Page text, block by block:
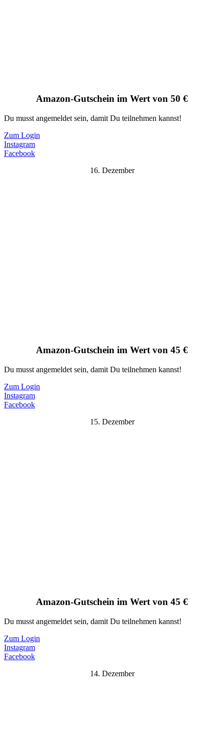
Amazon-Gutschein im Wert von 50 €
Du musst angemeldet sein, damit Du teilnehmen kannst!
Zum Login
Instagram
Facebook
16. Dezember
Amazon-Gutschein im Wert von 45 €
Du musst angemeldet sein, damit Du teilnehmen kannst!
Zum Login
Instagram
Facebook
15. Dezember
Amazon-Gutschein im Wert von 45 €
Du musst angemeldet sein, damit Du teilnehmen kannst!
Zum Login
Instagram
Facebook
14. Dezember